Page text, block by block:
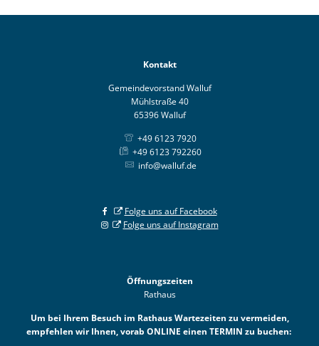
Kontakt
Gemeindevorstand Walluf
Mühlstraße 40
65396 Walluf
+49 6123 7920
+49 6123 792260
info@walluf.de
Folge uns auf Facebook
Folge uns auf Instagram
Öffnungszeiten
Rathaus
Um bei Ihrem Besuch im Rathaus Wartezeiten zu vermeiden,
empfehlen wir Ihnen, vorab ONLINE einen TERMIN zu buchen: